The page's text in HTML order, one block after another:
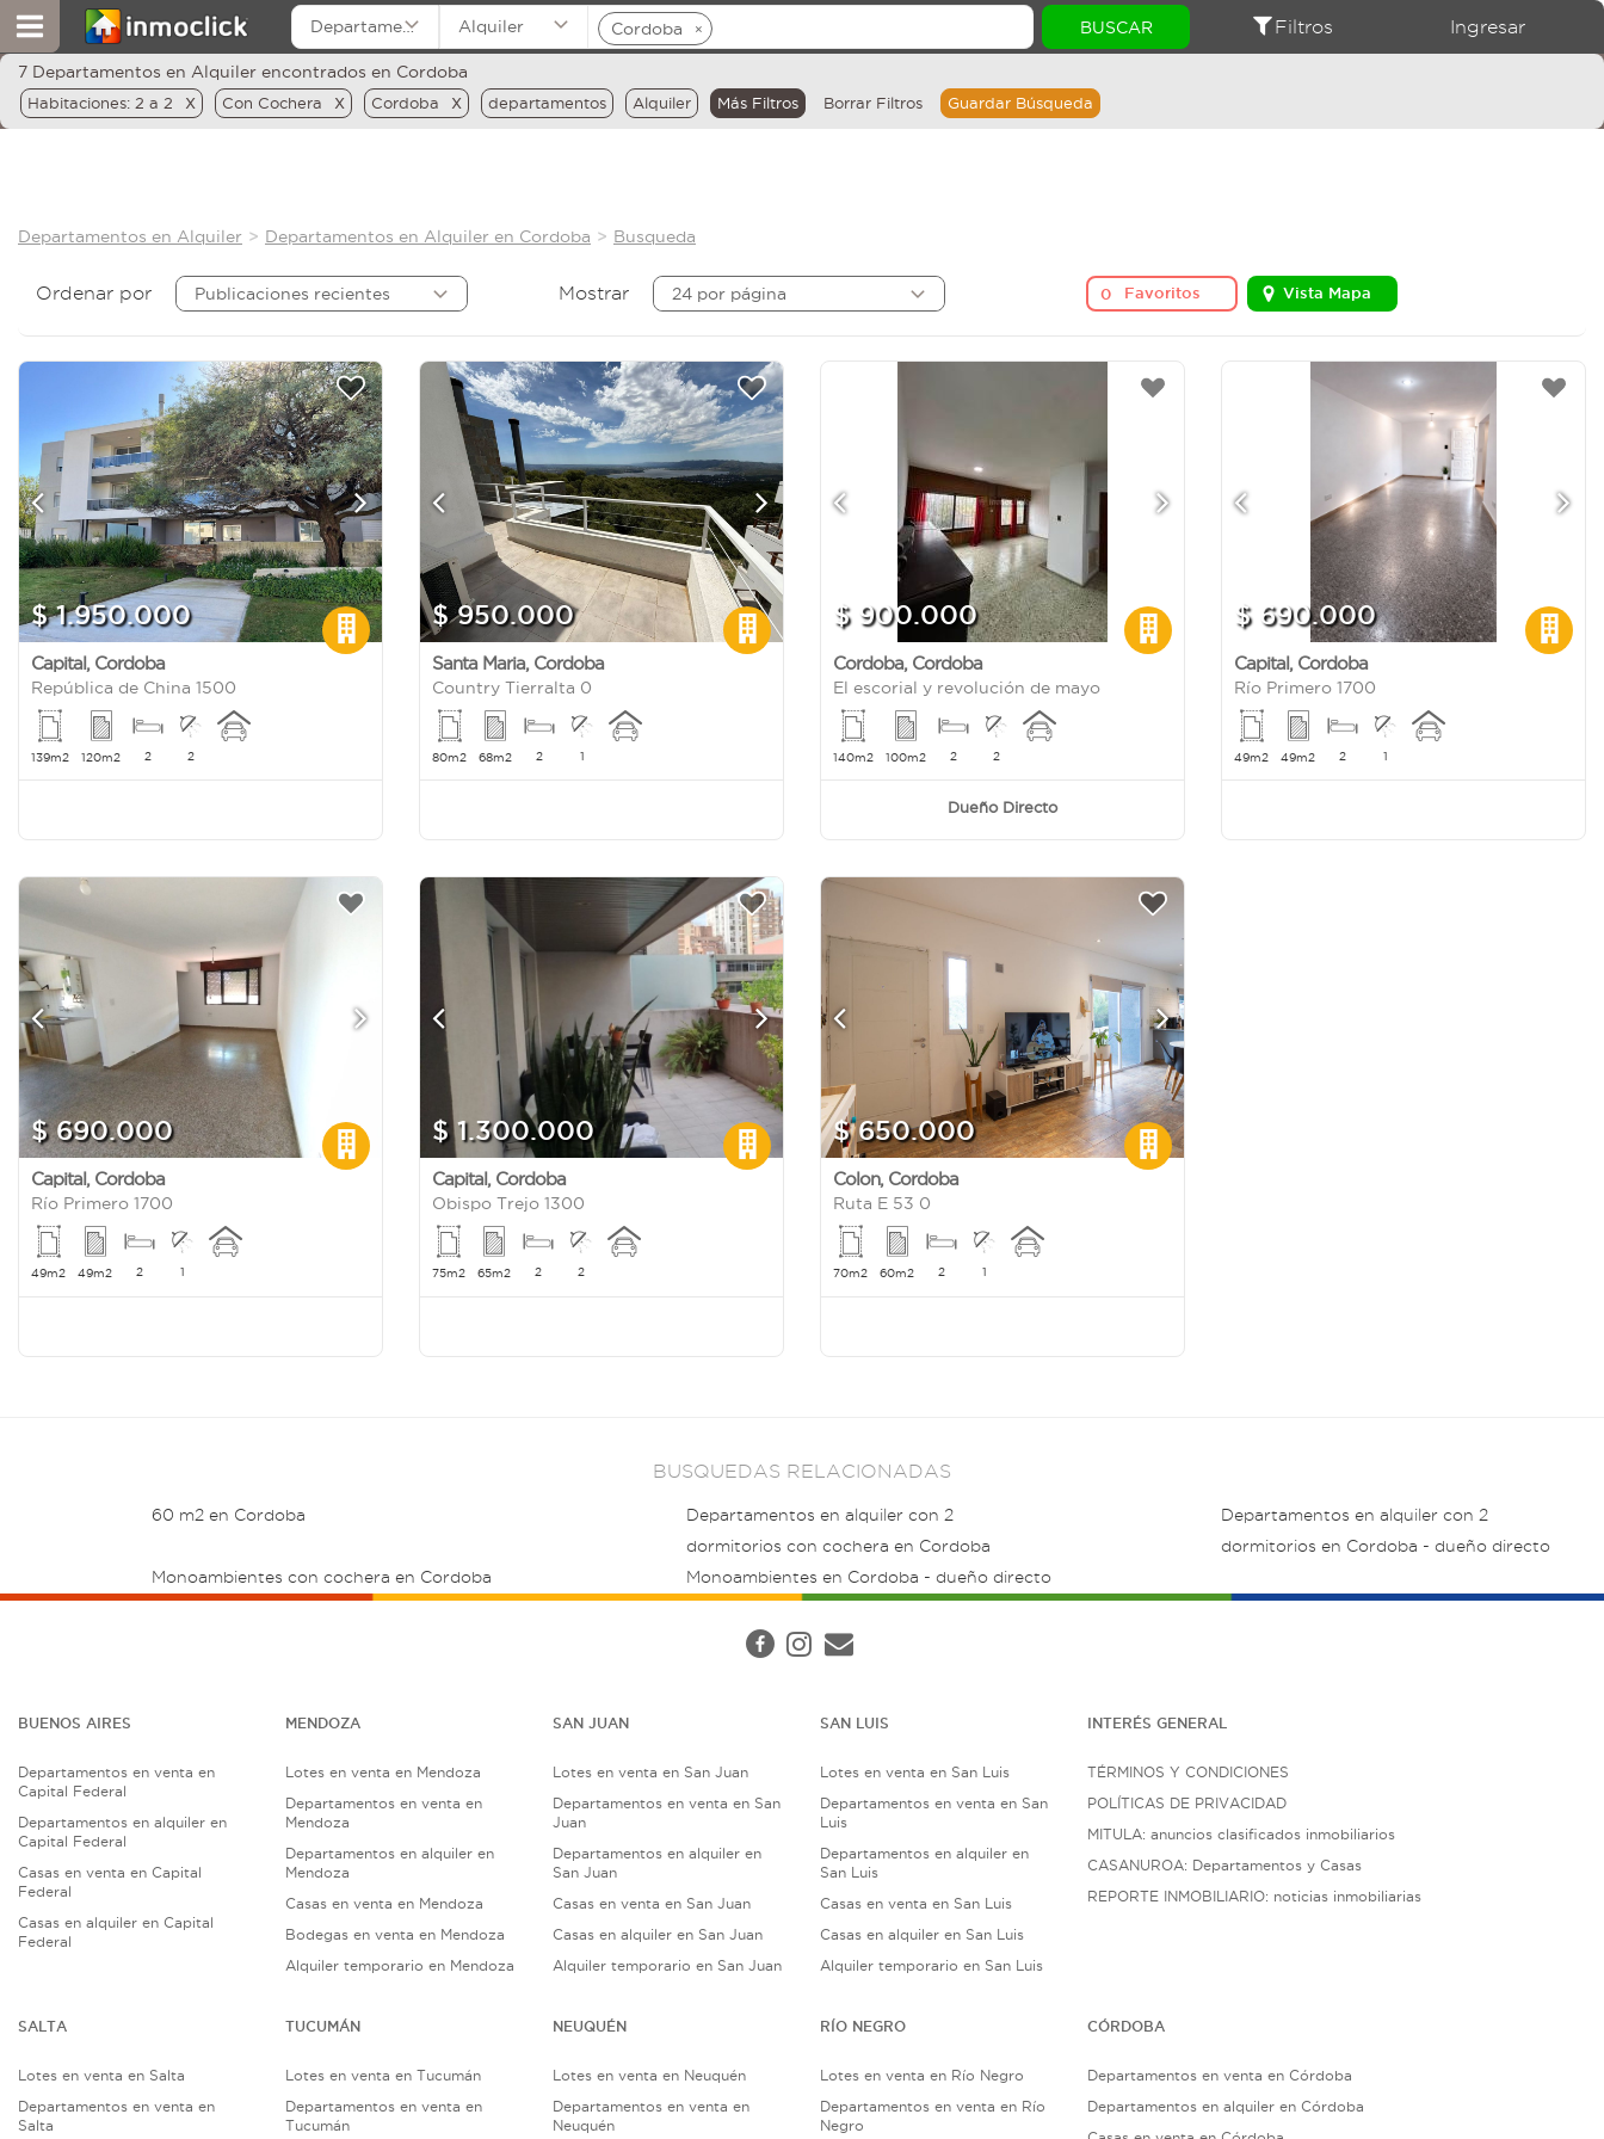
Departamentos Alquiler Cordoba × Filtros Ingresar
7 Departamentos en Alquiler encontrados en Cordoba
Habitaciones: 2 a 2 x Con Cochera x Cordoba x departamentos Alquiler Más Filtros Borrar Filtros Guardar Búsqueda
Departamentos en Alquiler Departamentos en Alquiler en Cordoba Busqueda
Ordenar por Publicaciones recientes Mostrar 24 por página 0 Favoritos Vista Mapa
$ 1.950.000
Capital, Cordoba
República de China 1500
139m2 120m2 2 2
$ 950.000
Santa Maria, Cordoba
Country Tierralta 0
80m2 68m2 2 1
$ 900.000
Cordoba, Cordoba
El escorial y revolución de mayo
140m2 100m2 2 2
Dueño Directo
$ 690.000
Capital, Cordoba
Río Primero 1700
49m2 49m2 2 1
$ 690.000
Capital, Cordoba
Río Primero 1700
49m2 49m2 2 1
$ 1.300.000
Capital, Cordoba
Obispo Trejo 1300
75m2 65m2 2 2
$ 650.000
Colon, Cordoba
Ruta E 53 0
70m2 60m2 2 1
BUSQUEDAS RELACIONADAS
60 m2 en Cordoba
Departamentos en alquiler con 2
dormitorios con cochera en Cordoba
Departamentos en alquiler con 2
dormitorios en Cordoba - dueño directo
Monoambientes con cochera en Cordoba
Monoambientes en Cordoba - dueño directo
BUENOS AIRES
Departamentos en venta en
Capital Federal
Departamentos en alquiler en
Capital Federal
Casas en venta en Capital
Federal
Casas en alquiler en Capital
Federal
MENDOZA
Lotes en venta en Mendoza
Departamentos en venta en
Mendoza
Departamentos en alquiler en
Mendoza
Casas en venta en Mendoza
Bodegas en venta en Mendoza
Alquiler temporario en Mendoza
SAN JUAN
Lotes en venta en San Juan
Departamentos en venta en San
Juan
Departamentos en alquiler en
San Juan
Casas en venta en San Juan
Casas en alquiler en San Juan
Alquiler temporario en San Juan
SAN LUIS
Lotes en venta en San Luis
Departamentos en venta en San
Luis
Departamentos en alquiler en
San Luis
Casas en venta en San Luis
Casas en alquiler en San Luis
Alquiler temporario en San Luis
INTERÉS GENERAL
TÉRMINOS Y CONDICIONES
POLÍTICAS DE PRIVACIDAD
MITULA: anuncios clasificados inmobiliarios
CASANUROA: Departamentos y Casas
REPORTE INMOBILIARIO: noticias inmobiliarias
SALTA
Lotes en venta en Salta
Departamentos en venta en
Salta
TUCUMÁN
Lotes en venta en Tucumán
Departamentos en venta en
Tucumán
NEUQUÉN
Lotes en venta en Neuquén
Departamentos en venta en
Neuquén
RÍO NEGRO
Lotes en venta en Río Negro
Departamentos en venta en Río
Negro
CÓRDOBA
Departamentos en venta en Córdoba
Departamentos en alquiler en Córdoba